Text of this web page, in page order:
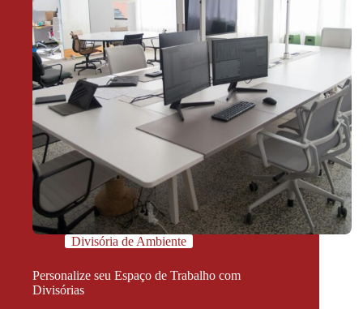
Divisória de Ambiente
Personalize seu Espaço de Trabalho com
Divisórias